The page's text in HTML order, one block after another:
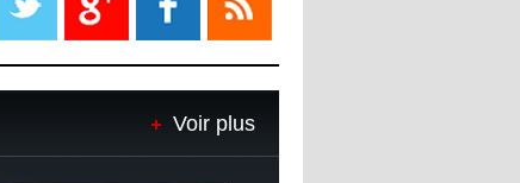
Le Barça savoure sa première
Voir plus